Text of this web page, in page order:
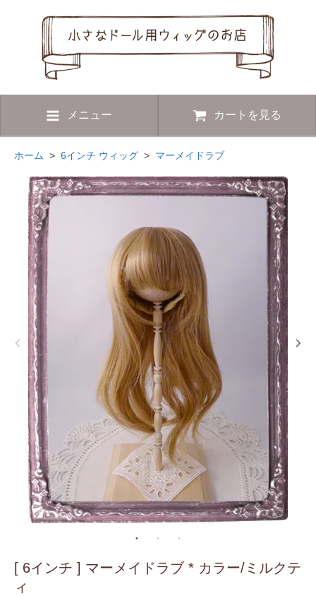
メニュー カートを見る
ホーム > 6インチ ウィッグ > マーメイドラブ
[ 6インチ ] マーメイドラブ * カラー/ミルクテ
ィ